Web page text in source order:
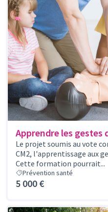
Apprendre les gestes
Le projet soumis au vote
CM2, l'apprentissage aux
Cette formation pourrait...
Prévention santé
5 000 €